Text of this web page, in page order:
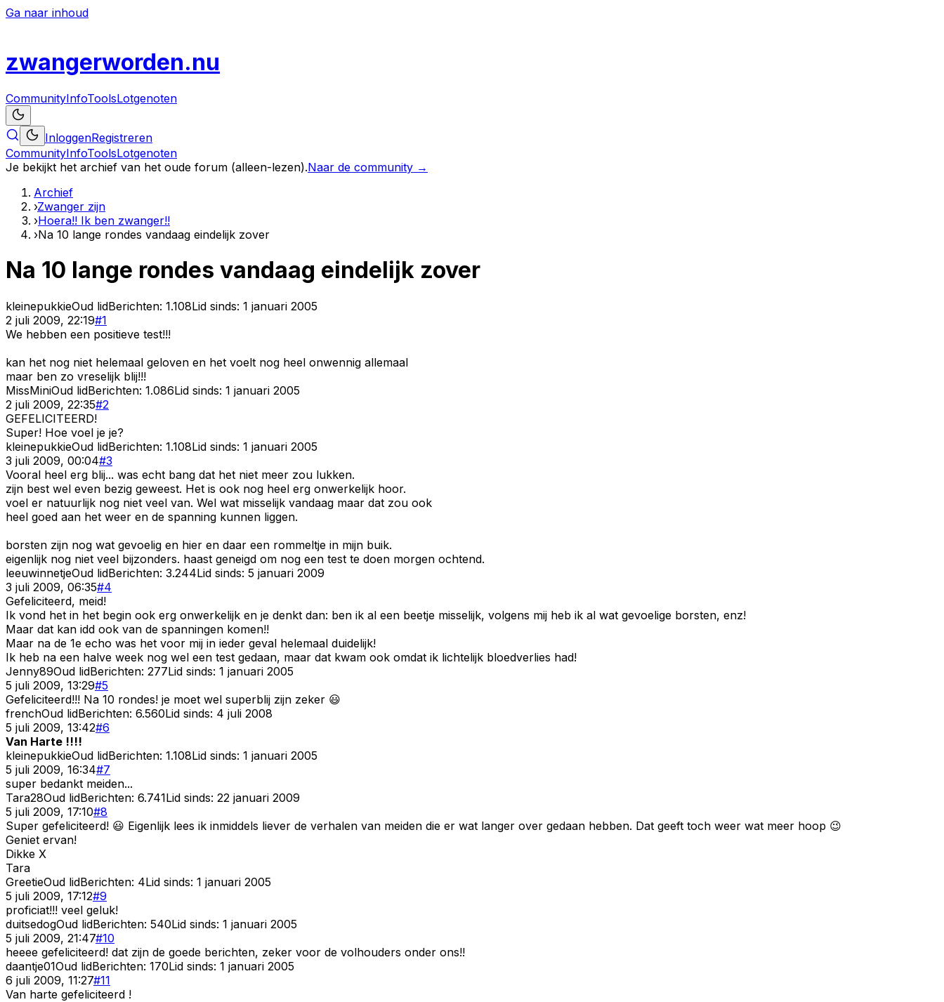
Ga naar inhoud
zwangerworden.nu
CommunityInfoToolsLotgenoten
InloggenRegistreren
CommunityInfoToolsLotgenoten
Je bekijkt het archief van het oude forum (alleen-lezen).Naar de community →
Archief
›Zwanger zijn
›Hoera!! Ik ben zwanger!!
›Na 10 lange rondes vandaag eindelijk zover
Na 10 lange rondes vandaag eindelijk zover
kleinepukkieOud lidBerichten: 1.108Lid sinds: 1 januari 2005
2 juli 2009, 22:19#1
We hebben een positieve test!!!
kan het nog niet helemaal geloven en het voelt nog heel onwennig allemaal
maar ben zo vreselijk blij!!!
MissMiniOud lidBerichten: 1.086Lid sinds: 1 januari 2005
2 juli 2009, 22:35#2
GEFELICITEERD!
Super! Hoe voel je je?
kleinepukkieOud lidBerichten: 1.108Lid sinds: 1 januari 2005
3 juli 2009, 00:04#3
Vooral heel erg blij... was echt bang dat het niet meer zou lukken.
zijn best wel even bezig geweest. Het is ook nog heel erg onwerkelijk hoor.
voel er natuurlijk nog niet veel van. Wel wat misselijk vandaag maar dat zou ook
heel goed aan het weer en de spanning kunnen liggen.
borsten zijn nog wat gevoelig en hier en daar een rommeltje in mijn buik.
eigenlijk nog niet veel bijzonders. haast geneigd om nog een test te doen morgen ochtend.
leeuwinnetjeOud lidBerichten: 3.244Lid sinds: 5 januari 2009
3 juli 2009, 06:35#4
Gefeliciteerd, meid!
Ik vond het in het begin ook erg onwerkelijk en je denkt dan: ben ik al een beetje misselijk, volgens mij heb ik al wat gevoelige borsten, enz!
Maar dat kan idd ook van de spanningen komen!!
Maar na de 1e echo was het voor mij in ieder geval helemaal duidelijk!
Ik heb na een halve week nog wel een test gedaan, maar dat kwam ook omdat ik lichtelijk bloedverlies had!
Jenny89Oud lidBerichten: 277Lid sinds: 1 januari 2005
5 juli 2009, 13:29#5
Gefeliciteerd!!! Na 10 rondes! je moet wel superblij zijn zeker 😃
frenchOud lidBerichten: 6.560Lid sinds: 4 juli 2008
5 juli 2009, 13:42#6
Van Harte !!!!
kleinepukkieOud lidBerichten: 1.108Lid sinds: 1 januari 2005
5 juli 2009, 16:34#7
super bedankt meiden...
Tara28Oud lidBerichten: 6.741Lid sinds: 22 januari 2009
5 juli 2009, 17:10#8
Super gefeliciteerd! 😃 Eigenlijk lees ik inmiddels liever de verhalen van meiden die er wat langer over gedaan hebben. Dat geeft toch weer wat meer hoop 😉
Geniet ervan!
Dikke X
Tara
GreetieOud lidBerichten: 4Lid sinds: 1 januari 2005
5 juli 2009, 17:12#9
proficiat!!! veel geluk!
duitsedogOud lidBerichten: 540Lid sinds: 1 januari 2005
5 juli 2009, 21:47#10
heeee gefeliciteerd! dat zijn de goede berichten, zeker voor de volhouders onder ons!!
daantje01Oud lidBerichten: 170Lid sinds: 1 januari 2005
6 juli 2009, 11:27#11
Van harte gefeliciteerd !